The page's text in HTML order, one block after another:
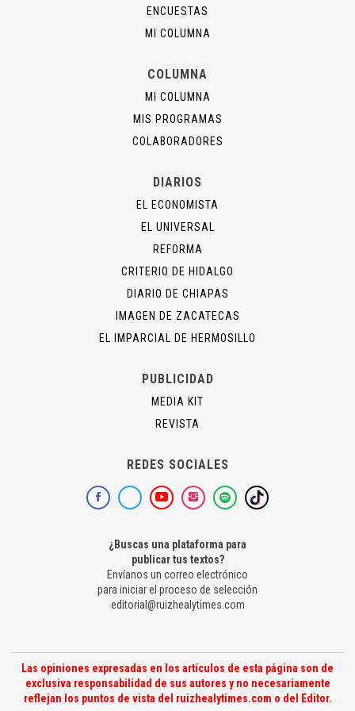
ENCUESTAS
MI COLUMNA
COLUMNA
MI COLUMNA
MIS PROGRAMAS
COLABORADORES
DIARIOS
EL ECONOMISTA
EL UNIVERSAL
REFORMA
CRITERIO DE HIDALGO
DIARIO DE CHIAPAS
IMAGEN DE ZACATECAS
EL IMPARCIAL DE HERMOSILLO
PUBLICIDAD
MEDIA KIT
REVISTA
REDES SOCIALES
¿Buscas una plataforma para
publicar tus textos?
Envíanos un correo electrónico
para iniciar el proceso de selección
editorial@ruizhealytimes.com
Las opiniones expresadas en los artículos de esta página son de
exclusiva responsabilidad de sus autores y no necesariamente
reflejan los puntos de vista del ruizhealytimes.com o del Editor.